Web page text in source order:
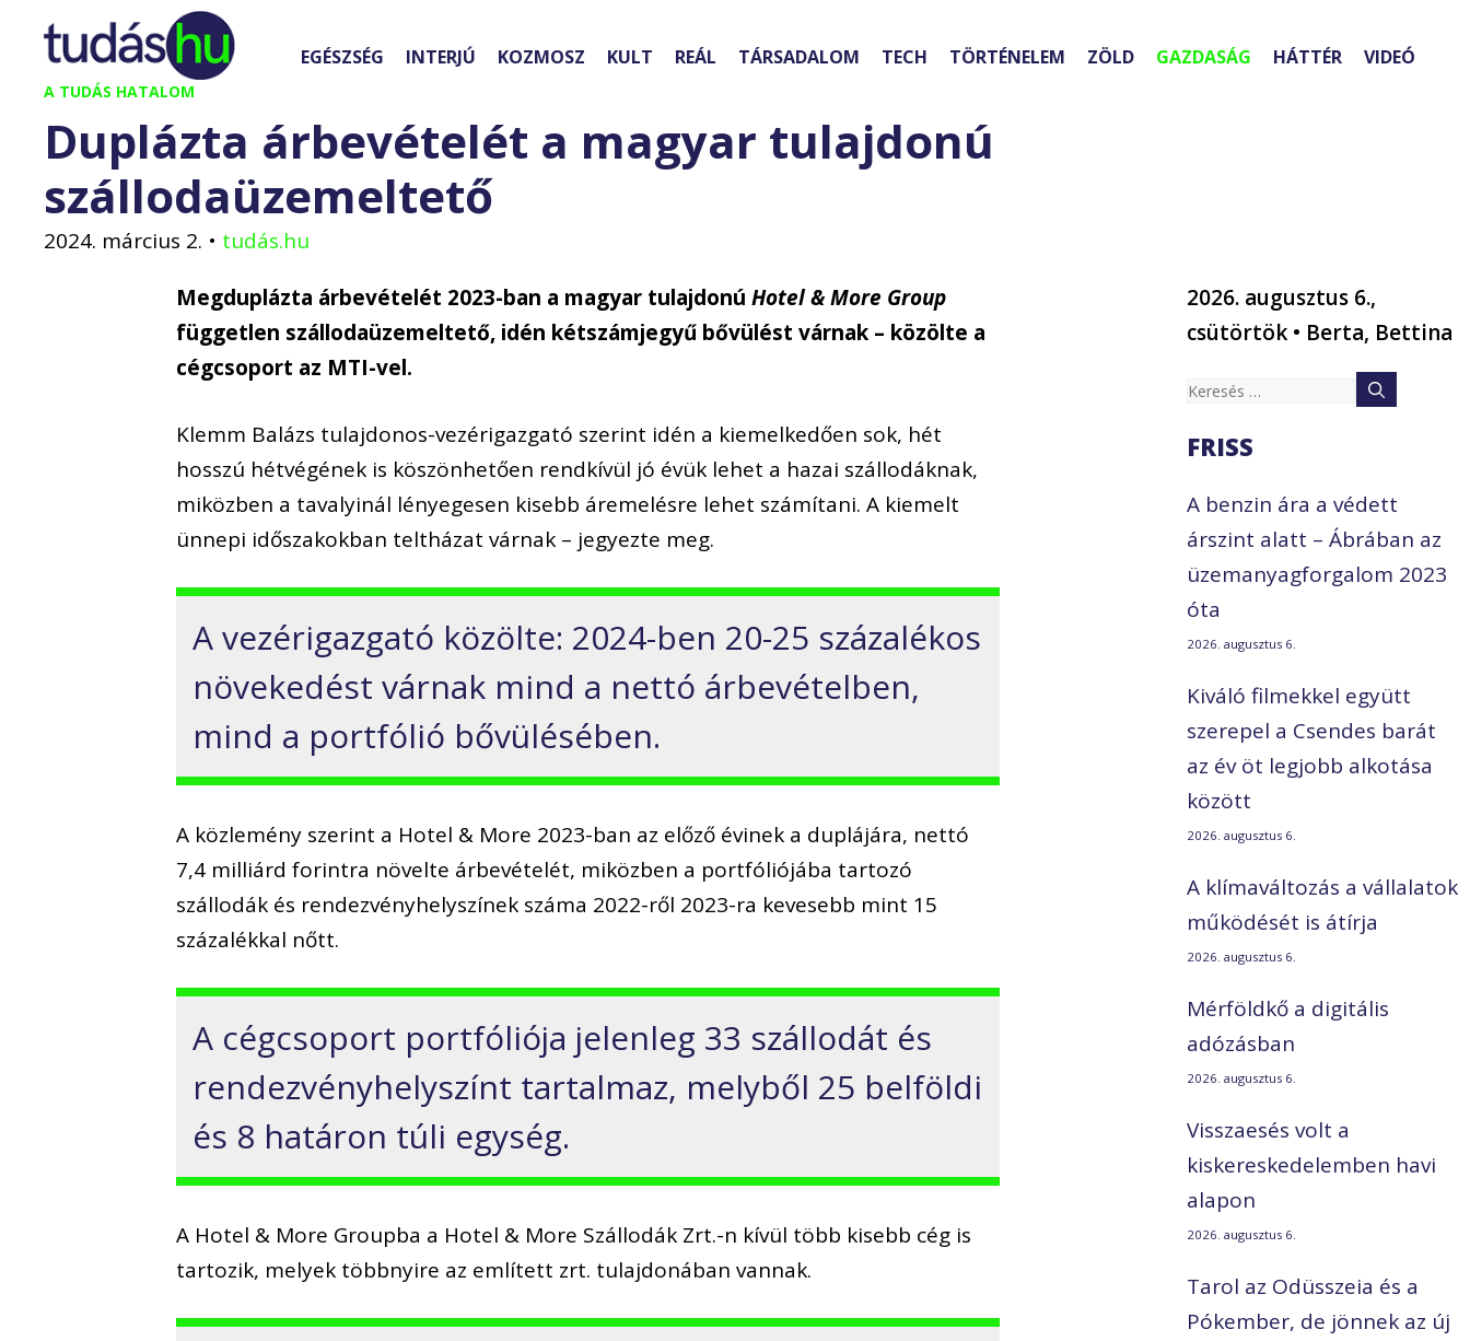
Kilépés
tartalomba
A TUDÁS HATALOM
EGÉSZSÉG INTERJÚ KOZMOSZ KULT REÁL TÁRSADALOM TECH TÖRTÉNELEM ZÖLD GAZDASÁG HÁTTÉR VIDEÓ
Duplázta árbevételét a magyar tulajdonú
szállodaüzemeltető
2024. március 2. • tudás.hu
Megduplázta árbevételét 2023-ban a magyar tulajdonúHotel & More Group
független szállodaüzemeltető, idén kétszámjegyű bővülést várnak – közölte a
cégcsoport az MTI-vel.
Klemm Balázs tulajdonos-vezérigazgató szerint idén a kiemelkedően sok, hét
hosszú hétvégének is köszönhetően rendkívül jó évük lehet a hazai szállodáknak,
miközben a tavalyinál lényegesen kisebb áremelésre lehet számítani. A kiemelt
ünnepi időszakokban teltházat várnak – jegyezte meg.
A vezérigazgató közölte: 2024-ben 20-25 százalékos
növekedést várnak mind a nettó árbevételben,
mind a portfólió bővülésében.
A közlemény szerint a Hotel & More 2023-ban az előző évinek a duplájára, nettó
7,4 milliárd forintra növelte árbevételét, miközben a portfóliójába tartozó
szállodák és rendezvényhelyszínek száma 2022-ről 2023-ra kevesebb mint 15
százalékkal nőtt.
A cégcsoport portfóliója jelenleg 33 szállodát és
rendezvényhelyszínt tartalmaz, melyből 25 belföldi
és 8 határon túli egység.
A Hotel & More Groupba a Hotel & More Szállodák Zrt.-n kívül több kisebb cég is
tartozik, melyek többnyire az említett zrt. tulajdonában vannak.
2026. augusztus 6.,
csütörtök • Berta, Bettina
Keresés:
FRISS
A benzin ára a védett
árszint alatt – Ábrában az
üzemanyagforgalom 2023
óta
2026. augusztus 6.
Kiváló filmekkel együtt
szerepel a Csendes barát
az év öt legjobb alkotása
között
2026. augusztus 6.
A klímaváltozás a vállalatok
működését is átírja
2026. augusztus 6.
Mérföldkő a digitális
adózásban
2026. augusztus 6.
Visszaesés volt a
kiskereskedelemben havi
alapon
2026. augusztus 6.
Tarol az Odüsszeia és a
Pókember, de jönnek az új